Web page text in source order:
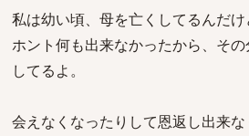
私は幼い頃、母を亡くしてるんだけ
ホント何も出来なかったから、そ
してるよ。
会えなくなったりして恩返し出来